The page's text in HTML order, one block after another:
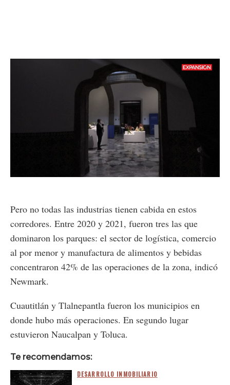
Loaded:
29.63%
Pero no todas las industrias tienen cabida en estos
corredores. Entre 2020 y 2021, fueron tres las que
dominaron los parques: el sector de logística, comercio
al por menor y manufactura de alimentos y bebidas
concentraron 42% de las operaciones de la zona, indicó
Newmark.
Cuautitlán y Tlalnepantla fueron los municipios en
donde hubo más operaciones. En segundo lugar
estuvieron Naucalpan y Toluca.
Te recomendamos:
DESARROLLO INMOBILIARIO